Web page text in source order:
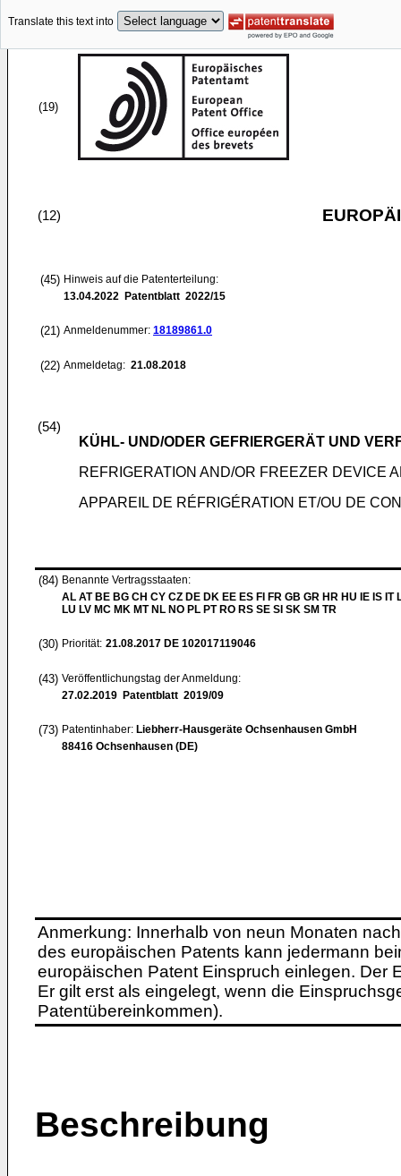
Translate this text into
(19)
(12)
(45) Hinweis auf die Patenterteilung:
13.04.2022 Patentblatt 2022/15
(21) Anmeldenummer: 18189861.0
(22) Anmeldetag: 21.08.2018
(54)
KÜHL- UND/ODER GEFRIERGERÄT UND
REFRIGERATION AND/OR FREEZER DEVICE
APPAREIL DE RÉFRIGÉRATION ET/OU DE
(84) Benannte Vertragsstaaten:
AL AT BE BG CH CY CZ DE DK EE ES FI FR GB GR HR HU IE IS IT
LU LV MC MK MT NL NO PL PT RO RS SE SI SK SM TR
(30) Priorität: 21.08.2017 DE 102017119046
(43) Veröffentlichungstag der Anmeldung:
27.02.2019 Patentblatt 2019/09
(73) Patentinhaber: Liebherr-Hausgeräte Ochsenhausen GmbH
88416 Ochsenhausen (DE)
Anmerkung: Innerhalb von neun Monaten
des europäischen Patents kann jedermann
europäischen Patent Einspruch einlegen. Der
Er gilt erst als eingelegt, wenn die
Patentübereinkommen).
Beschreibung